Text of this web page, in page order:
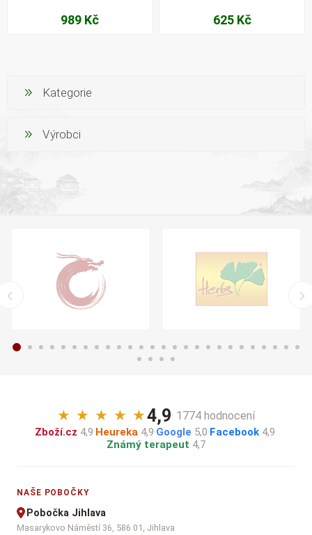
989 Kč 625 Kč
Kategorie
Výrobci
★ ★ ★ ★ ★4,9· 1774 hodnocení
Zboží.cz 4,9·Heureka 4,9·Google 5,0·Facebook 4,9·
Známý terapeut 4,7
NAŠE POBOČKY
Pobočka Jihlava
Masarykovo Náměstí 36, 586 01, Jihlava